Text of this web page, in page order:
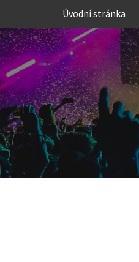
content
Úvodní stránka